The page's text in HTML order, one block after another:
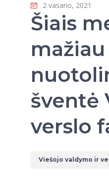
2 vasario, 2021
Šiais
šventė
verslo
Viešojo valdymo ir